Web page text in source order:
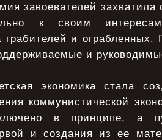
завоевателей захватила
к своим
грабителей и ограбленных.
и
экономика стала
коммунистической
в принципе, а
и создания из ее